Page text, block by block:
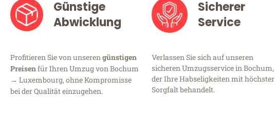
Günstige
Abwicklung
Profitieren Sie von unserengünstigen
Preisenfür Ihren Umzug von Bochum
→ Luxembourg, ohne Kompromisse
bei der Qualität einzugehen.
Sicherer
Service
Verlassen Sie sich auf unseren
sicheren Umzugsservice in Bochum,
der Ihre Habseligkeiten mit höchster
Sorgfalt behandelt.